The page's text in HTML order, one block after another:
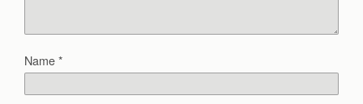
Name*